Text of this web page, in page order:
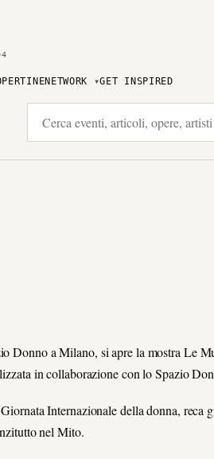
NETWORK GET INSPIRED
Donno a Milano, si apre la mostra Le
in collaborazione con lo Spazio
Internazionale della donna, reca
nel Mito.